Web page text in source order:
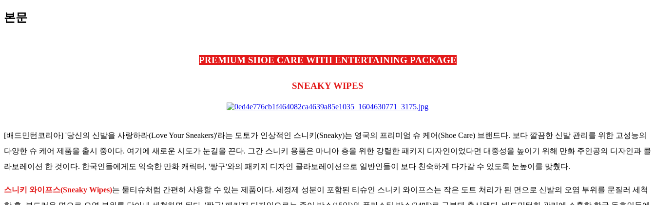
본문
PREMIUM SHOE CARE WITH ENTERTAINING PACKAGE
SNEAKY WIPES
[배드민턴코리아] '당신의 신발을 사랑하라(Love Your Sneakers)'라는 모토가 인상적인 스니키(Sneaky)는 영국의 프리미엄 슈 케어(Shoe Care) 브랜드다. 보다 깔끔한 신발 관리를 위한 고성능의
다양한 슈 케어 제품을 출시 중이다. 여기에 새로운 시도가 눈길을 끈다. 그간 스니키 용품은 마니아 층을 위한 강렬한 패키지 디자인이었다면 대중성을 높이기 위해 만화 주인공의 디자인과 콜
라보레이션 한 것이다. 한국인들에게도 익숙한 만화 캐릭터, '짱구'와의 패키지 디자인 콜라보레이션으로 일반인들이 보다 친숙하게 다가갈 수 있도록 눈높이를 맞췄다.
스니키 와이프스(Sneaky Wipes)는 물티슈처럼 간편히 사용할 수 있는 제품이다. 세정제 성분이 포함된 티슈인 스니키 와이프스는 작은 도트 처리가 된 면으로 신발의 오염 부위를 문질러 세척